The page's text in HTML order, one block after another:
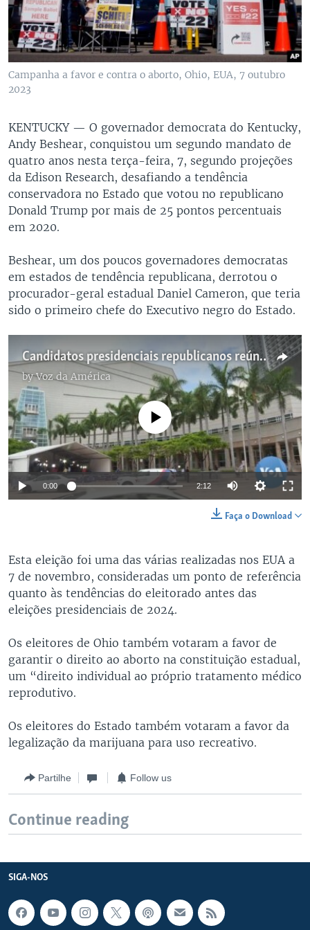
Campanha a favor e contra o aborto, Ohio, EUA, 7 outubro
2023
KENTUCKY — O governador democrata do Kentucky,
Andy Beshear, conquistou um segundo mandato de
quatro anos nesta terça-feira, 7, segundo projeções
da Edison Research, desafiando a tendência
conservadora no Estado que votou no republicano
Donald Trump por mais de 25 pontos percentuais
em 2020.
Beshear, um dos poucos governadores democratas
em estados de tendência republicana, derrotou o
procurador-geral estadual Daniel Cameron, que teria
sido o primeiro chefe do Executivo negro do Estado.
Candidatos presidenciais republicanos reúnem-se para o terceiro debate
byVoz da América
No media source currently available
0:00 2:12
Faça o Download
Esta eleição foi uma das várias realizadas nos EUA a
7 de novembro, consideradas um ponto de referência
quanto às tendências do eleitorado antes das
eleições presidenciais de 2024.
Os eleitores de Ohio também votaram a favor de
garantir o direito ao aborto na constituição estadual,
um “direito individual ao próprio tratamento médico
reprodutivo.
Os eleitores do Estado também votaram a favor da
legalização da marijuana para uso recreativo.
Partilhe Follow us
Continue reading
SIGA-NOS